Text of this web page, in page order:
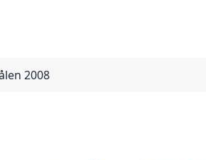
2008